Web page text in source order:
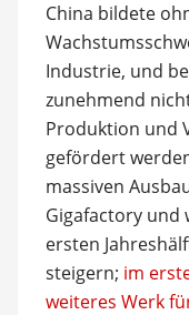
China bildete
Industrie, und
zunehmend
Produktion und
gefördert
massiven
Gigafactory und
ersten
steigern; im
weiteres Werk